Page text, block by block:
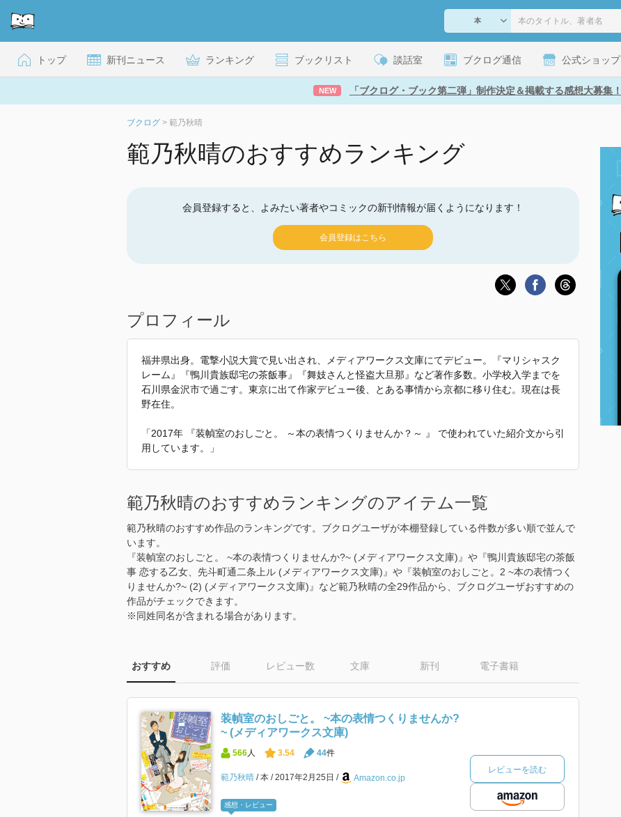
トップ 新刊ニュース ランキング ブックリスト 談話室 ブクログ通信 公式ショップ
NEW 「ブクログ・ブック第二弾」制作決定＆掲載する感想大募集！
ブクログ > 範乃秋晴
範乃秋晴のおすすめランキング
会員登録すると、よみたい著者やコミックの新刊情報が届くようになります！
会員登録はこちら
プロフィール
福井県出身。電撃小説大賞で見い出され、メディアワークス文庫にてデビュー。『マリシャスク
レーム』『鴨川貴族邸宅の茶飯事』『舞妓さんと怪盗大旦那』など著作多数。小学校入学までを
石川県金沢市で過ごす。東京に出て作家デビュー後、とある事情から京都に移り住む。現在は長
野在住。
「2017年 『装幀室のおしごと。 ～本の表情つくりませんか？～ 』 で使われていた紹介文から引
用しています。」
範乃秋晴のおすすめランキングのアイテム一覧
範乃秋晴のおすすめ作品のランキングです。ブクログユーザが本棚登録している件数が多い順で並んで
います。
『装幀室のおしごと。 ~本の表情つくりませんか?~ (メディアワークス文庫)』や『鴨川貴族邸宅の茶飯
事 恋する乙女、先斗町通二条上ル (メディアワークス文庫)』や『装幀室のおしごと。2 ~本の表情つく
りませんか?~ (2) (メディアワークス文庫)』など範乃秋晴の全29作品から、ブクログユーザおすすめの
作品がチェックできます。
※同姓同名が含まれる場合があります。
おすすめ 評価 レビュー数 文庫 新刊 電子書籍
装幀室のおしごと。 ~本の表情つくりませんか?
~ (メディアワークス文庫)
566人 3.54 44件
範乃秋晴 本 2017年2月25日 Amazon.co.jp
感想・レビュー
レビューを読む